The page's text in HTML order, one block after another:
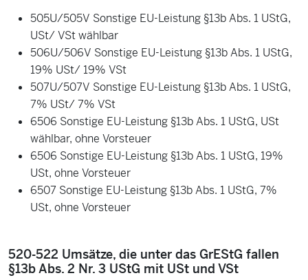
505U/505V Sonstige EU-Leistung §13b Abs. 1 UStG,
USt/ VSt wählbar
506U/506V Sonstige EU-Leistung §13b Abs. 1 UStG,
19% USt/ 19% VSt
507U/507V Sonstige EU-Leistung §13b Abs. 1 UStG,
7% USt/ 7% VSt
6506 Sonstige EU-Leistung §13b Abs. 1 UStG, USt
wählbar, ohne Vorsteuer
6506 Sonstige EU-Leistung §13b Abs. 1 UStG, 19%
USt, ohne Vorsteuer
6507 Sonstige EU-Leistung §13b Abs. 1 UStG, 7%
USt, ohne Vorsteuer
520-522 Umsätze, die unter das GrEStG fallen
§13b Abs. 2 Nr. 3 UStG mit USt und VSt